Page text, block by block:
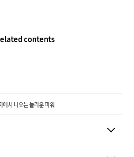
contents
에서 나오는 놀라운 파워